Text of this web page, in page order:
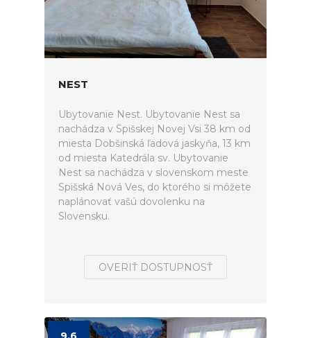
NEST
Ubytovanie Nest. Ubytovanie Nest sa
nachádza v Spišskej Novej Vsi 38 km od
miesta Dobšinská ľadová jaskyňa, 13 km
od miesta Katedrála sv. Ubytovanie
Nest sa nachádza v slovenskom meste
Spišská Nová Ves, do ktorého si môžete
naplánovať vašú dovolenku na
Slovensku.
OVERIŤ DOSTUPNOSŤ